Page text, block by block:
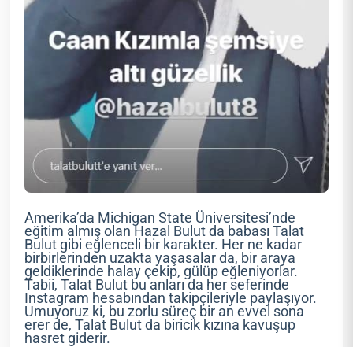
Amerika’da Michigan State Üniversitesi’nde
eğitim almış olan Hazal Bulut da babası Talat
Bulut gibi eğlenceli bir karakter. Her ne kadar
birbirlerinden uzakta yaşasalar da, bir araya
geldiklerinde halay çekip, gülüp eğleniyorlar.
Tabii, Talat Bulut bu anları da her seferinde
Instagram hesabından takipçileriyle paylaşıyor.
Umuyoruz ki, bu zorlu süreç bir an evvel sona
erer de, Talat Bulut da biricik kızına kavuşup
hasret giderir.